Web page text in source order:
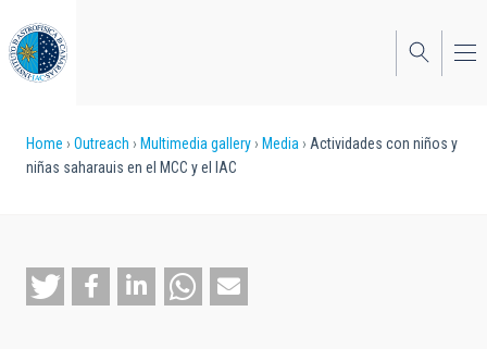
to
main
content
Breadcrumb
Home Outreach Multimedia gallery Media
Actividades con niños y
niñas saharauis en el MCC y el IAC